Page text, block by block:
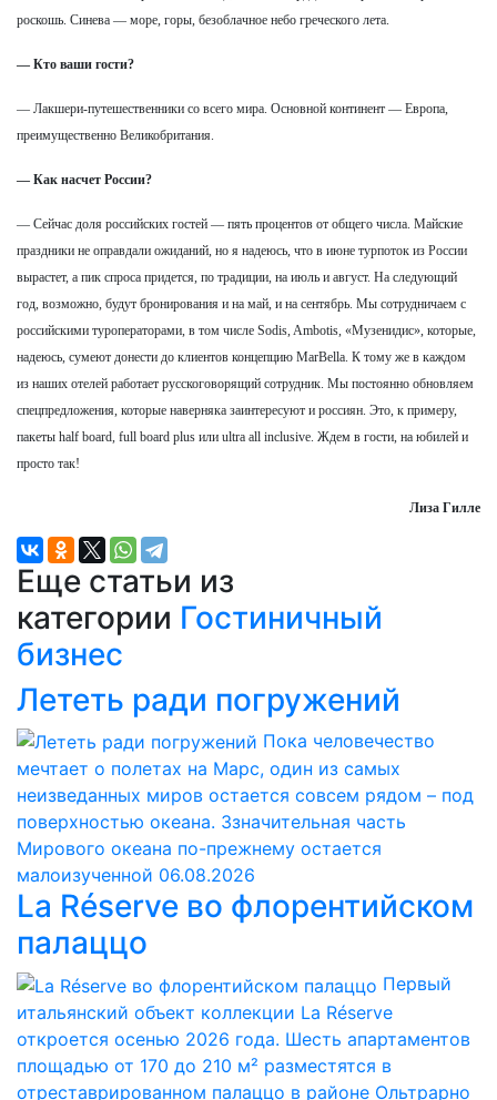
роскошь. Синева — море, горы, безоблачное небо греческого лета.
— Кто ваши гости?
— Лакшери-путешественники со всего мира. Основной континент — Европа,
преимущественно Великобритания.
— Как насчет России?
— Сейчас доля российских гостей — пять процентов от общего числа. Майские
праздники не оправдали ожиданий, но я надеюсь, что в июне турпоток из России
вырастет, а пик спроса придется, по традиции, на июль и август. На следующий
год, возможно, будут бронирования и на май, и на сентябрь. Мы сотрудничаем с
российскими туроператорами, в том числе Sodis, Ambotis, «Музенидис», которые,
надеюсь, сумеют донести до клиентов концепцию MarBella. К тому же в каждом
из наших отелей работает русскоговорящий сотрудник. Мы постоянно обновляем
спецпредложения, которые наверняка заинтересуют и россиян. Это, к примеру,
пакеты half board, full board plus или ultra all inclusive. Ждем в гости, на юбилей и
просто так!
Лиза Гилле
Еще статьи из
категории Гостиничный
бизнес
Лететь ради погружений
Пока человечество
мечтает о полетах на Марс, один из самых
неизведанных миров остается совсем рядом – под
поверхностью океана. Ззначительная часть
Мирового океана по-прежнему остается
малоизученной 06.08.2026
La Réserve во флорентийском
палаццо
Первый
итальянский объект коллекции La Réserve
откроется осенью 2026 года. Шесть апартаментов
площадью от 170 до 210 м² разместятся в
отреставрированном палаццо в районе Ольтрарно